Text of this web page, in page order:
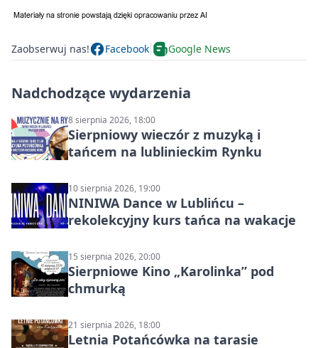
Zaobserwuj nas! Facebook Google News
Nadchodzące wydarzenia
8 sierpnia 2026, 18:00
Sierpniowy wieczór z muzyką i
tańcem na lublinieckim Rynku
10 sierpnia 2026, 19:00
NINIWA Dance w Lublińcu –
rekolekcyjny kurs tańca na wakacje
15 sierpnia 2026, 20:00
Sierpniowe Kino „Karolinka” pod
chmurką
21 sierpnia 2026, 18:00
Letnia Potańcówka na tarasie